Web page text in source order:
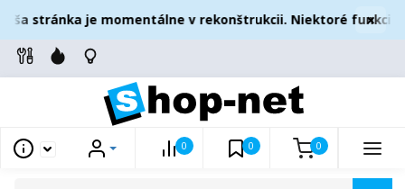
stránka je momentálne v rekonštrukcii. Niektoré funkcie
×
0 0 0